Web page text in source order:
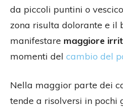
da piccoli puntini o
zona risulta dolorante e il
manifestare maggiore
momenti del cambio del
Nella maggior parte dei
tende a risolversi in pochi